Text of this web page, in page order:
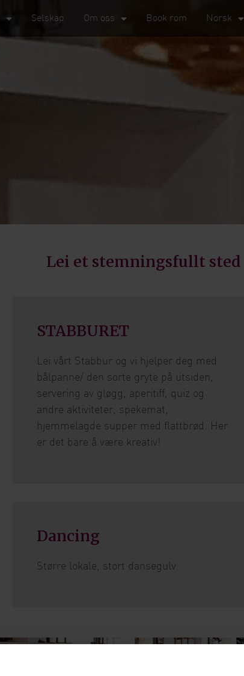
Selskap Om oss Book rom Norsk
Lei et stemningsfullt sted
STABBURET
Lei vårt Stabbur og vi hjelper deg med
bålpanne/ den sorte gryte på utsiden,
servering av gløgg, aperitiff, quiz og
andre aktiviteter, spekemat,
hjemmelagde supper med flattbrød. Her
er det bare å være kreativ!
Dancing
Større lokale, stort dansegulv